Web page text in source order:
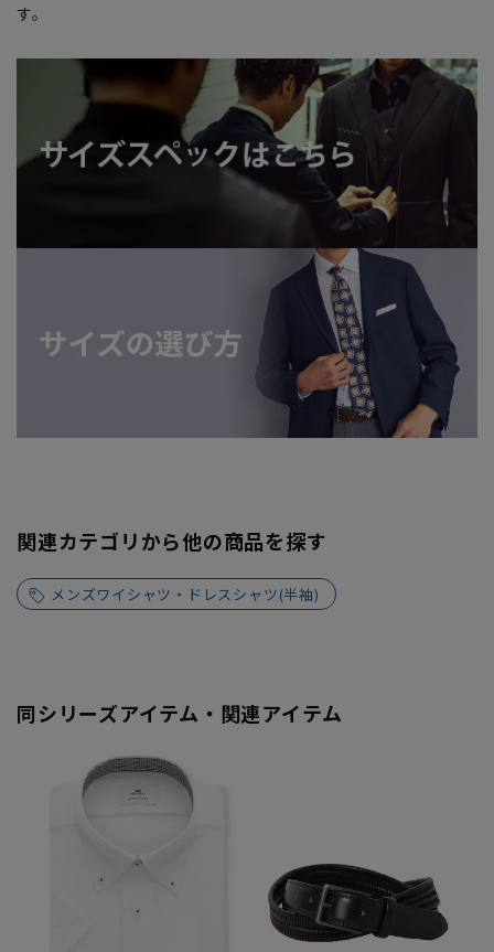
す。
関連カテゴリから他の商品を探す
メンズワイシャツ・ドレスシャツ(半袖)
同シリーズアイテム・関連アイテム